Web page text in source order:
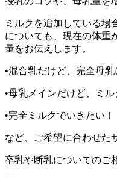
ミルクを追加している場
についても、現在の体重
量をお伝えします。
•混合乳だけど、完全母乳
•母乳メインだけど、ミ
•完全ミルクでいきたい！
など、ご希望に合わせた
卒乳や断乳についてのご